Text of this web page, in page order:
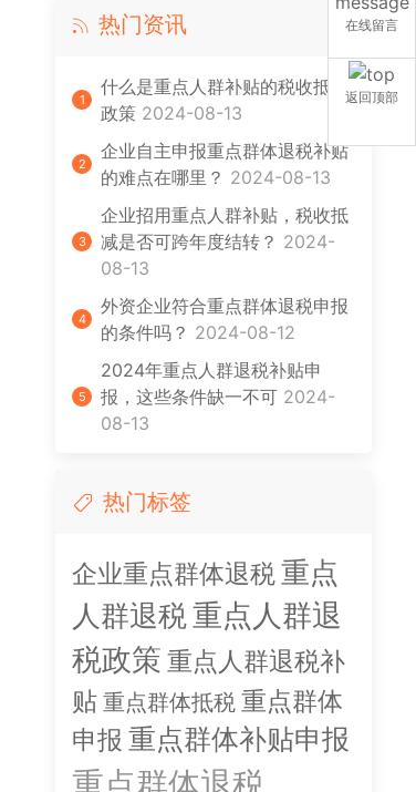
热门资讯
1
什么是重点人群补贴的税收抵减
政策 2024-08-13
2
企业自主申报重点群体退税补贴
的难点在哪里？ 2024-08-13
3
企业招用重点人群补贴，税收抵
减是否可跨年度结转？ 2024-
08-13
4
外资企业符合重点群体退税申报
的条件吗？ 2024-08-12
5
2024年重点人群退税补贴申
报，这些条件缺一不可 2024-
08-13
热门标签
企业重点群体退税重点
人群退税重点人群退
税政策 重点人群退税补
贴 重点群体抵税 重点群体
申报 重点群体补贴申报
重点群体退税
在线留言
返回顶部